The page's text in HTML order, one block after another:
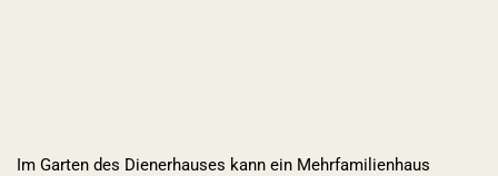
Im Garten des Dienerhauses kann ein Mehrfamilienhaus